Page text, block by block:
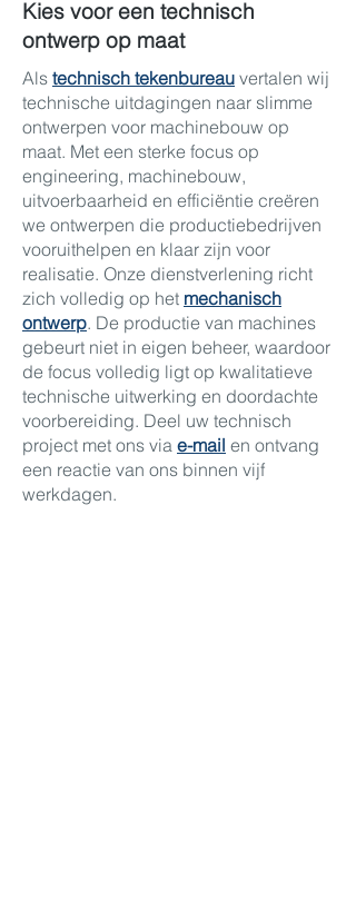
Kies voor een technisch
ontwerp op maat
Als technisch tekenbureau vertalen wij
technische uitdagingen naar slimme
ontwerpen voor machinebouw op
maat. Met een sterke focus op
engineering, machinebouw,
uitvoerbaarheid en efficiëntie creëren
we ontwerpen die productiebedrijven
vooruithelpen en klaar zijn voor
realisatie. Onze dienstverlening richt
zich volledig op het mechanisch
ontwerp. De productie van machines
gebeurt niet in eigen beheer, waardoor
de focus volledig ligt op kwalitatieve
technische uitwerking en doordachte
voorbereiding. Deel uw technisch
project met ons via e-mail en ontvang
een reactie van ons binnen vijf
werkdagen.